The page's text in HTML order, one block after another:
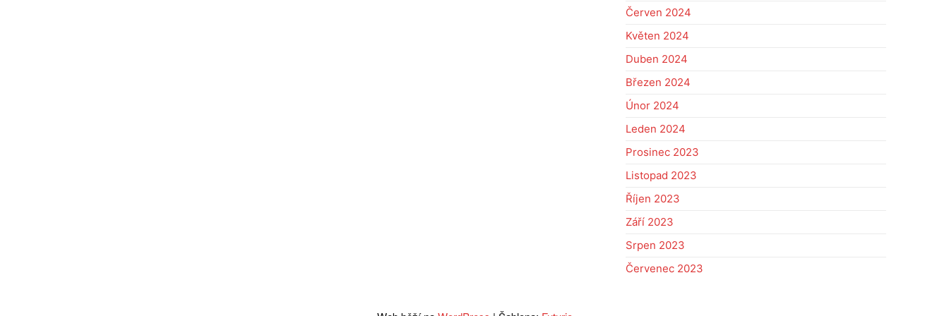
Červen 2024
Květen 2024
Duben 2024
Březen 2024
Únor 2024
Leden 2024
Prosinec 2023
Listopad 2023
Říjen 2023
Září 2023
Srpen 2023
Červenec 2023